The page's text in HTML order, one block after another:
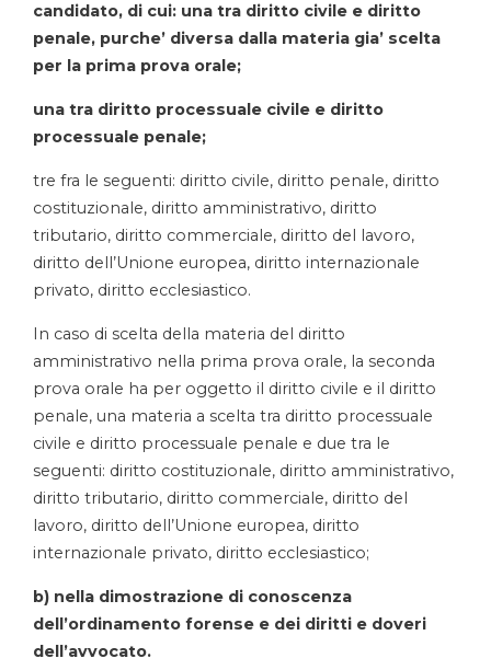
candidato, di cui: una tra diritto civile e diritto
penale, purche’ diversa dalla materia gia’ scelta
per la prima prova orale;
una tra diritto processuale civile e diritto
processuale penale;
tre fra le seguenti: diritto civile, diritto penale, diritto
costituzionale, diritto amministrativo, diritto
tributario, diritto commerciale, diritto del lavoro,
diritto dell’Unione europea, diritto internazionale
privato, diritto ecclesiastico.
In caso di scelta della materia del diritto
amministrativo nella prima prova orale, la seconda
prova orale ha per oggetto il diritto civile e il diritto
penale, una materia a scelta tra diritto processuale
civile e diritto processuale penale e due tra le
seguenti: diritto costituzionale, diritto amministrativo,
diritto tributario, diritto commerciale, diritto del
lavoro, diritto dell’Unione europea, diritto
internazionale privato, diritto ecclesiastico;
b) nella dimostrazione di conoscenza
dell’ordinamento forense e dei diritti e doveri
dell’avvocato.